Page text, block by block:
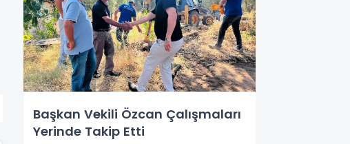
Başkan Vekili Özcan Çalışmaları
Yerinde Takip Etti